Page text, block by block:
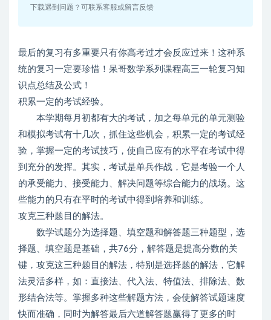
下载遇到问题？可联系客服或留言反馈
最后的复习有多重要只有你高考过才会反应过来！这种系
统的复习一定要珍惜！呆哥数学系列课程高三一轮复习知
识点总结及公式！
积累一定的考试经验。
本学期每月初都有大的考试，加之每单元的单元测验
和模拟考试有十几次，抓住这些机会，积累一定的考试经
验，掌握一定的考试技巧，使自己应有的水平在考试中得
到充分的发挥。其实，考试是单兵作战，它是考验一个人
的承受能力、接受能力、解决问题等综合能力的战场。这
些能力的只有在平时的考试中得到培养和训练。
攻克三种题目的解法。
数学试题分为选择题、填空题和解答题三种题型，选
择题、填空题是基础，共76分，解答题是提高分数的关
键，攻克这三种题目的解法，特别是选择题的解法，它解
法灵活多样，如：直接法、代入法、特值法、排除法、数
形结合法等。掌握多种这些解题方法，会使解答试题速度
快而准确，同时为解答最后六道解答题赢得了更多的时